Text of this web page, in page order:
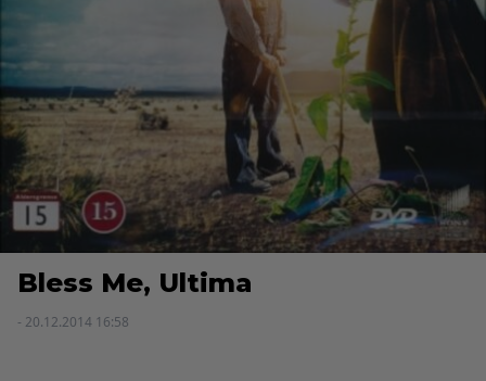
Bless Me, Ultima
- 20.12.2014 16:58